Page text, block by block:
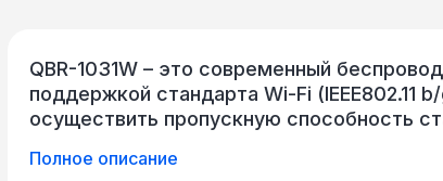
QBR-1031W – это современный
поддержкой стандарта Wi-Fi (IEEE802.11
осуществить пропускную способность
довольно маленькими размерами 127 x
Полное описание